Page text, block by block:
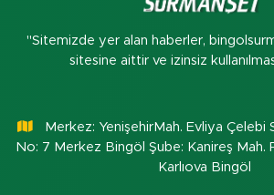
"Sitemizde yer alan haberler,
sitesine aittir ve izinsiz
Merkez: YenişehirMah. Evliya
No: 7 Merkez Bingöl Şube: Kanireş Mah.
Karlıova Bingöl